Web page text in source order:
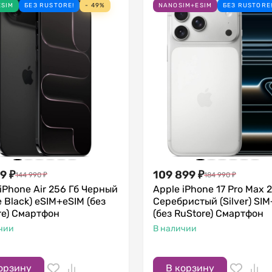
БЕЗ RUSTORE! - 49%
₽144 990 ₽
Air 256 Гб Черный
Black) eSIM+eSIM (без
Смартфон
NANOSIM+ESIM БЕЗ
109 899₽184 990 ₽
Apple iPhone 17 Pro Max
Серебристый (Silver)
(без RuStore) Смартфон
В наличии
В корзину